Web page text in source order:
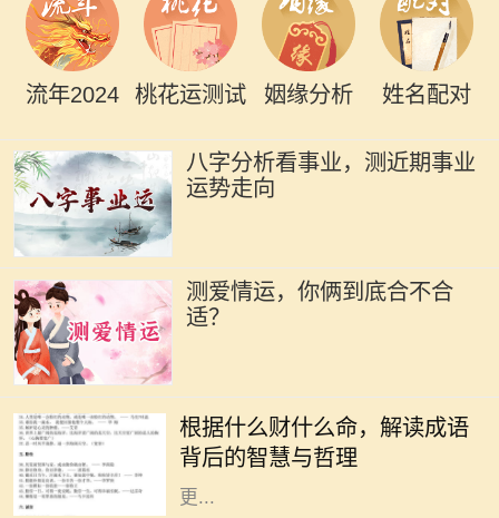
流年2024 桃花运测试 姻缘分析 姓名配对
八字分析看事业，测近期事业
运势走向
测爱情运，你俩到底合不合
适？
根据什么财什么命，解读成语
背后的智慧与哲理
语言的瑰宝，蕴含着深刻的道理和智
慧。“根据什么财什么命”这一说法，
启示我们通过对成语的解读，能够
更...
你是否曾经好奇过，1973年出生的人